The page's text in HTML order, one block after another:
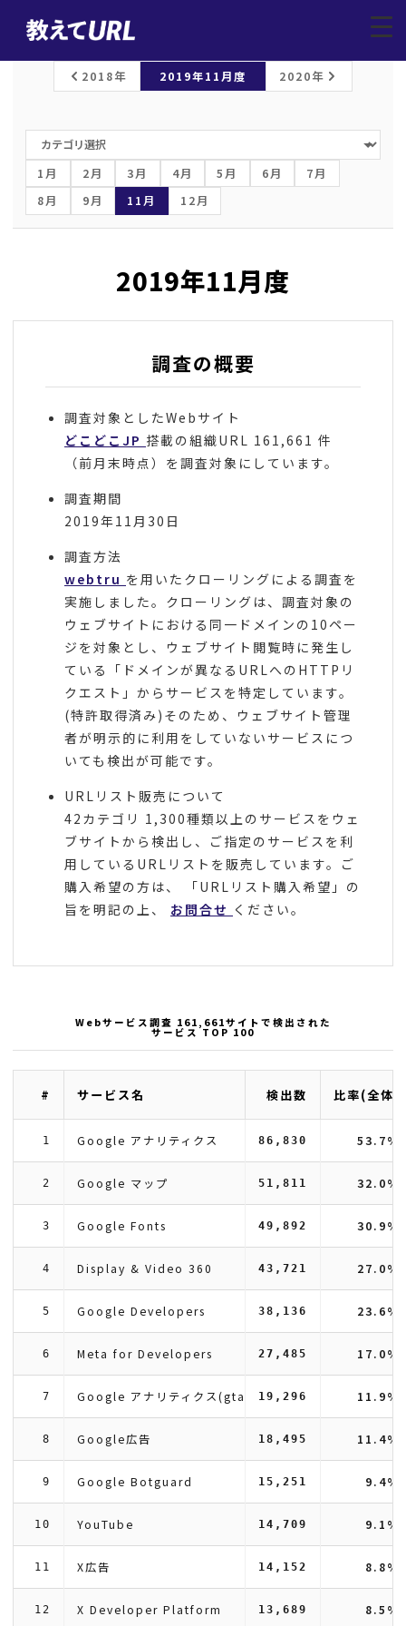
レポートトップ/Webサービス調査
2018年 2019年11月度 2020年
1月 2月 3月 4月 5月 6月
7月
8月
9月 11月 12月
2019年11月度
調査の概要
調査対象としたWebサイト
どこどこJP 搭載の組織URL 161,661 件
（前月末時点）を調査対象にしています。
調査期間
2019年11月30日
調査方法
webtru を用いたクローリングによる調査を
実施しました。クローリングは、調査対象の
ウェブサイトにおける同一ドメインの10ペー
ジを対象とし、ウェブサイト閲覧時に発生し
ている「ドメインが異なるURLへのHTTPリ
クエスト」からサービスを特定しています。
(特許取得済み)そのため、ウェブサイト管理
者が明示的に利用をしていないサービスにつ
いても検出が可能です。
URLリスト販売について
42カテゴリ 1,300種類以上のサービスをウェ
ブサイトから検出し、ご指定のサービスを利
用しているURLリストを販売しています。ご
購入希望の方は、 「URLリスト購入希望」の
旨を明記の上、 お問合せ ください。
Webサービス調査 161,661サイトで検出された
サービス TOP 100
# サービス名 検出数 比率(全体)
1 Google アナリティクス 86,830 53.7%
2 Google マップ 51,811 32.0%
3 Google Fonts 49,892 30.9%
4 Display & Video 360 43,721 27.0%
5 Google Developers 38,136 23.6%
6 Meta for Developers 27,485 17.0%
7 Google アナリティクス(gtag) 19,296 11.9%
8 Google広告 18,495 11.4%
9 Google Botguard 15,251 9.4%
10 YouTube 14,709 9.1%
11 X広告 14,152 8.8%
12 X Developer Platform 13,689 8.5%